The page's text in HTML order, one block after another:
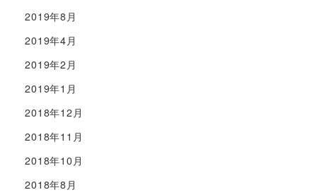
2019年8月
2019年4月
2019年2月
2019年1月
2018年12月
2018年11月
2018年10月
2018年8月